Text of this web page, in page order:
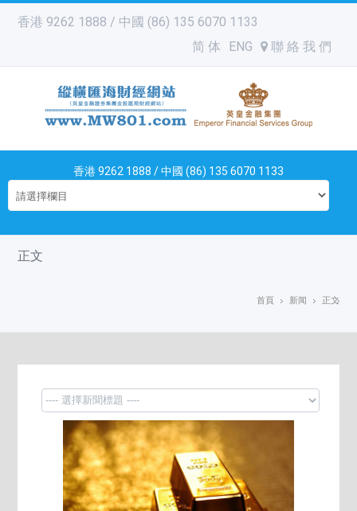
香港 9262 1888 / 中國 (86) 135 6070 1133
简 体
ENG 聯 絡 我 們
香港 9262 1888 / 中國 (86) 135 6070 1133
正文
首頁 新闻 正文